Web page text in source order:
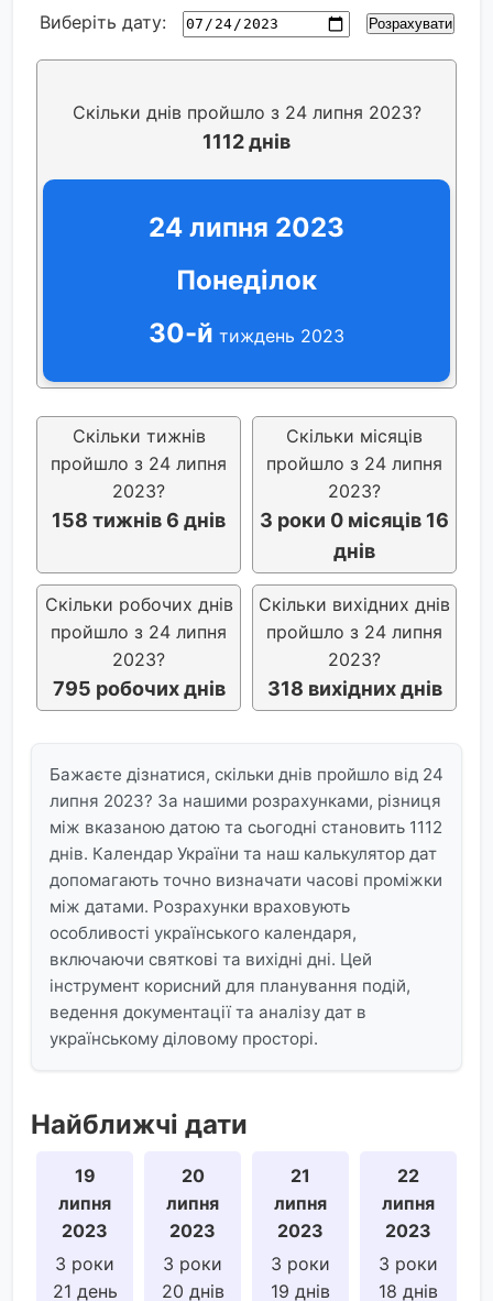
Виберіть дату: Розрахувати
Скільки днів пройшло з 24 липня 2023?
1112 днів
24 липня 2023
Понеділок
30-й тиждень 2023
Скільки тижнів
пройшло з 24 липня
2023?
158 тижнів 6 днів
Скільки місяців
пройшло з 24 липня
2023?
3 роки 0 місяців 16
днів
Скільки робочих днів
пройшло з 24 липня
2023?
795 робочих днів
Скільки вихідних днів
пройшло з 24 липня
2023?
318 вихідних днів
Бажаєте дізнатися, скільки днів пройшло від 24
липня 2023? За нашими розрахунками, різниця
між вказаною датою та сьогодні становить 1112
днів. Календар України та наш калькулятор дат
допомагають точно визначати часові проміжки
між датами. Розрахунки враховують
особливості українського календаря,
включаючи святкові та вихідні дні. Цей
інструмент корисний для планування подій,
ведення документації та аналізу дат в
українському діловому просторі.
Найближчі дати
19
липня
2023
3 роки
21 день
20
липня
2023
3 роки
20 днів
21
липня
2023
3 роки
19 днів
22
липня
2023
3 роки
18 днів